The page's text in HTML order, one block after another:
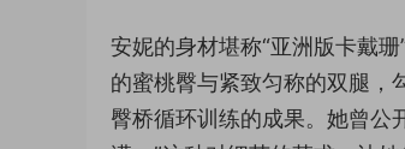
安妮的身材堪称“亚洲版卡戴
的蜜桃臀与紧致匀称的双腿，
臀桥循环训练的成果。她曾公